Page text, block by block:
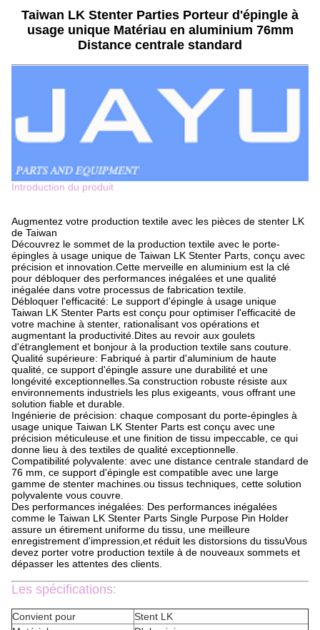
Taiwan LK Stenter Parties Porteur d'épingle à
usage unique Matériau en aluminium 76mm
Distance centrale standard
Introduction du produit
Augmentez votre production textile avec les pièces de stenter LK
de Taiwan
Découvrez le sommet de la production textile avec le porte-
épingles à usage unique de Taiwan LK Stenter Parts, conçu avec
précision et innovation.Cette merveille en aluminium est la clé
pour débloquer des performances inégalées et une qualité
inégalée dans votre processus de fabrication textile.
Débloquer l'efficacité: Le support d'épingle à usage unique
Taiwan LK Stenter Parts est conçu pour optimiser l'efficacité de
votre machine à stenter, rationalisant vos opérations et
augmentant la productivité.Dites au revoir aux goulets
d'étranglement et bonjour à la production textile sans couture.
Qualité supérieure: Fabriqué à partir d'aluminium de haute
qualité, ce support d'épingle assure une durabilité et une
longévité exceptionnelles.Sa construction robuste résiste aux
environnements industriels les plus exigeants, vous offrant une
solution fiable et durable.
Ingénierie de précision: chaque composant du porte-épingles à
usage unique Taiwan LK Stenter Parts est conçu avec une
précision méticuleuse.et une finition de tissu impeccable, ce qui
donne lieu à des textiles de qualité exceptionnelle.
Compatibilité polyvalente: avec une distance centrale standard de
76 mm, ce support d'épingle est compatible avec une large
gamme de stenter machines.ou tissus techniques, cette solution
polyvalente vous couvre.
Des performances inégalées: Des performances inégalées
comme le Taiwan LK Stenter Parts Single Purpose Pin Holder
assure un étirement uniforme du tissu, une meilleure
enregistrement d'impression,et réduit les distorsions du tissuVous
devez porter votre production textile à de nouveaux sommets et
dépasser les attentes des clients.
Les spécifications:
Convient pour
Stent LK